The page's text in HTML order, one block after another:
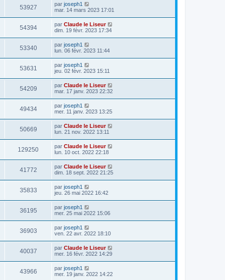
53927 par joseph1
mar. 14 mars 2023 17:01
54394 par Claude le Liseur
dim. 19 févr. 2023 17:34
53340 par joseph1
lun. 06 févr. 2023 11:44
53631 par joseph1
jeu. 02 févr. 2023 15:11
54209 par Claude le Liseur
mar. 17 janv. 2023 22:32
49434 par joseph1
mer. 11 janv. 2023 13:25
50669 par Claude le Liseur
lun. 21 nov. 2022 13:11
129250 par Claude le Liseur
lun. 10 oct. 2022 22:18
41772 par Claude le Liseur
dim. 18 sept. 2022 21:25
35833 par joseph1
jeu. 26 mai 2022 16:42
36195 par joseph1
mer. 25 mai 2022 15:06
36903 par joseph1
ven. 22 avr. 2022 18:10
40037 par Claude le Liseur
mer. 16 févr. 2022 14:29
43966 par joseph1
mer. 19 janv. 2022 14:22